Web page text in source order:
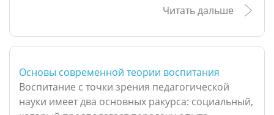
Читать дальше
Основы современной теории воспитания
Воспитание с точки зрения педагогической
науки имеет два основных ракурса: социальный,